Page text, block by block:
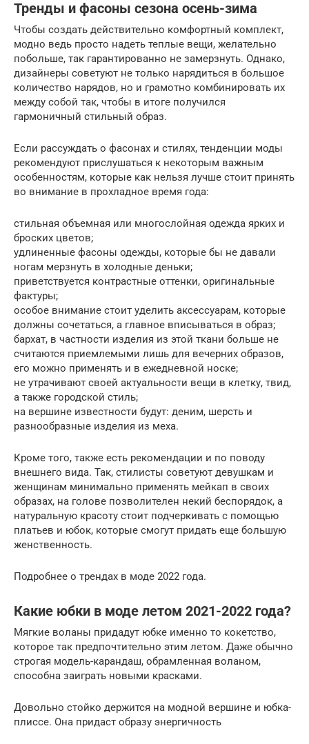
Тренды и фасоны сезона осень-зима
Чтобы создать действительно комфортный комплект,
модно ведь просто надеть теплые вещи, желательно
побольше, так гарантированно не замерзнуть. Однако,
дизайнеры советуют не только нарядиться в большое
количество нарядов, но и грамотно комбинировать их
между собой так, чтобы в итоге получился
гармоничный стильный образ.
Если рассуждать о фасонах и стилях, тенденции моды
рекомендуют прислушаться к некоторым важным
особенностям, которые как нельзя лучше стоит принять
во внимание в прохладное время года:
стильная объемная или многослойная одежда ярких и
броских цветов;
удлиненные фасоны одежды, которые бы не давали
ногам мерзнуть в холодные деньки;
приветствуется контрастные оттенки, оригинальные
фактуры;
особое внимание стоит уделить аксессуарам, которые
должны сочетаться, а главное вписываться в образ;
бархат, в частности изделия из этой ткани больше не
считаются приемлемыми лишь для вечерних образов,
его можно применять и в ежедневной носке;
не утрачивают своей актуальности вещи в клетку, твид,
а также городской стиль;
на вершине известности будут: деним, шерсть и
разнообразные изделия из меха.
Кроме того, также есть рекомендации и по поводу
внешнего вида. Так, стилисты советуют девушкам и
женщинам минимально применять мейкап в своих
образах, на голове позволителен некий беспорядок, а
натуральную красоту стоит подчеркивать с помощью
платьев и юбок, которые смогут придать еще большую
женственность.
Подробнее о трендах в моде 2022 года.
Какие юбки в моде летом 2021-2022 года?
Мягкие воланы придадут юбке именно то кокетство,
которое так предпочтительно этим летом. Даже обычно
строгая модель-карандаш, обрамленная воланом,
способна заиграть новыми красками.
Довольно стойко держится на модной вершине и юбка-
плиссе. Она придаст образу энергичность